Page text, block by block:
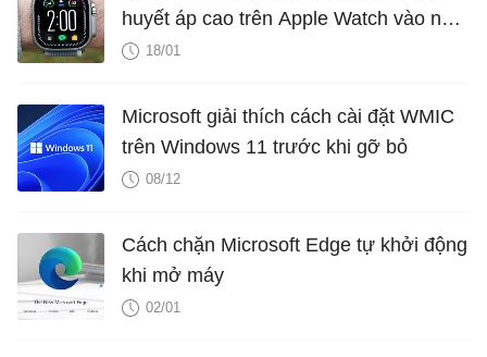
huyết áp cao trên Apple Watch vào năm
2025?
18/01
Microsoft giải thích cách cài đặt WMIC
trên Windows 11 trước khi gỡ bỏ
08/12
Cách chặn Microsoft Edge tự khởi động
khi mở máy
02/01